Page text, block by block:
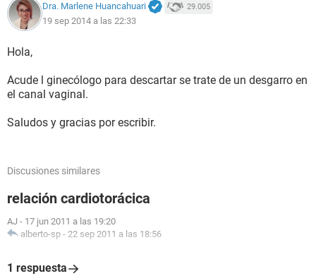
Dra. Marlene Huancahuari 29.005
19 sep 2014 a las 22:33
Hola,
Acude l ginecólogo para descartar se trate de un desgarro en
el canal vaginal.
Saludos y gracias por escribir.
Discusiones similares
relación cardiotorácica
AJ - 17 jun 2011 a las 19:20
alberto-sp - 22 sep 2011 a las 18:56
1 respuesta